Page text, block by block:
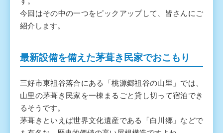
今回はその中の一つをピックアップして、皆さんにご
紹介します。
最新設備を備えた茅葺き民家でおこもり
三好市東祖谷落合にある「桃源郷祖谷の山里」では、
山里の茅葺き民家を一棟まるごと貸し切って宿泊でき
るそうです。
茅葺きといえば世界文化遺産である「白川郷」などで